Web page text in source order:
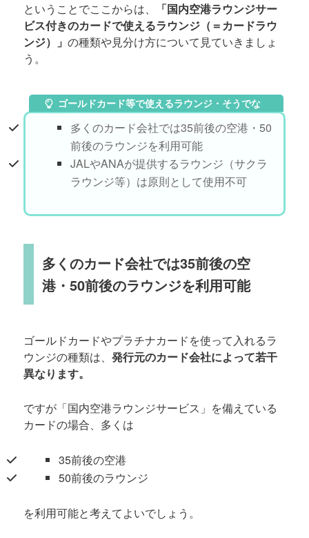
ということでここからは、
「国内空港ラウンジサー
ビス付きのカードで使えるラウンジ（＝カードラウ
ンジ）」の種類や見分け方について見ていきましょ
う。
ゴールドカード等で使えるラウンジ・そうでな
いラウンジ多くのカード会社では35前後の空港・50
前後のラウンジを利用可能
JALやANAが提供するラウンジ（サクラ
ラウンジ等）は原則として使用不可
多くのカード会社では35前後の空
港・50前後のラウンジを利用可能
ゴールドカードやプラチナカードを使って入れるラ
ウンジの種類は、発行元のカード会社によって若干
異なります。
ですが「国内空港ラウンジサービス」を備えている
カードの場合、多くは
35前後の空港
50前後のラウンジ
を利用可能と考えてよいでしょう。